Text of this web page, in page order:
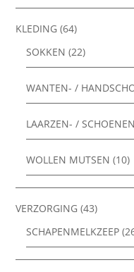
KLEDING (64)
SOKKEN (22)
WANTEN- /
LAARZEN- / SCHOENEN
WOLLEN MUTSEN (10)
VERZORGING (43)
SCHAPENMELKZEEP